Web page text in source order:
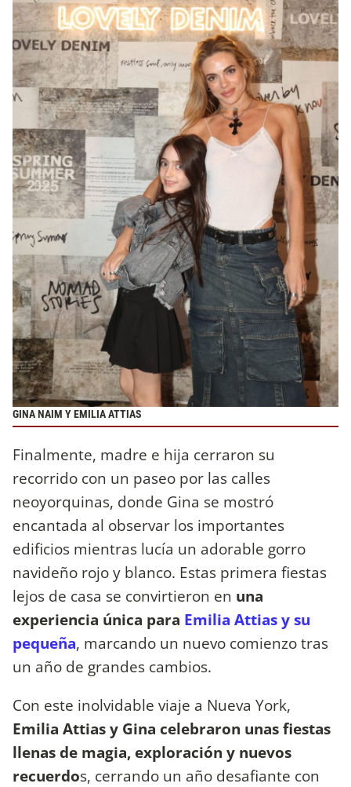
GINA NAIM Y EMILIA ATTIAS
Finalmente, madre e hija cerraron su
recorrido con un paseo por las calles
neoyorquinas, donde Gina se mostró
encantada al observar los importantes
edificios mientras lucía un adorable gorro
navideño rojo y blanco. Estas primera fiestas
lejos de casa se convirtieron en una
experiencia única para Emilia Attias y su
pequeña, marcando un nuevo comienzo tras
un año de grandes cambios.
Con este inolvidable viaje a Nueva York,
Emilia Attias y Gina celebraron unas fiestas
llenas de magia, exploración y nuevos
recuerdos, cerrando un año desafiante con